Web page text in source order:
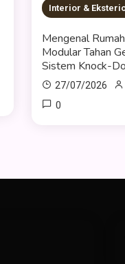
Interior &
Mengenal
Modular Tahan
Sistem Knock-
27/07/2026
0